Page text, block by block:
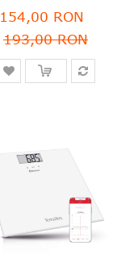
0%
154,00 RON
193,00 RON